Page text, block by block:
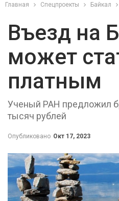
Главная Спецпроекты Байкал
Въезд на
может
платным
Ученый РАН предложил
тысяч рублей
Опубликовано Окт 17, 2023